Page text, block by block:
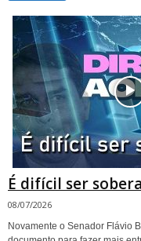
É difícil ser
08/07/2026
Novamente o Senador Flávio